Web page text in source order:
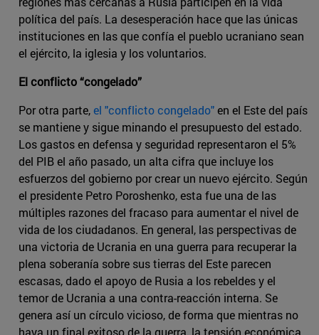
política del país. La desesperación hace que las únicas
instituciones en las que confía el pueblo ucraniano sean
el ejército, la iglesia y los voluntarios.
El conflicto “congelado”
Por otra parte,el "conflicto congelado"en el Este del país
se mantiene y sigue minando el presupuesto del estado.
Los gastos en defensa y seguridad representaron el 5%
del PIB el año pasado, un alta cifra que incluye los
esfuerzos del gobierno por crear un nuevo ejército. Según
el presidente Petro Poroshenko, esta fue una de las
múltiples razones del fracaso para aumentar el nivel de
vida de los ciudadanos. En general, las perspectivas de
una victoria de Ucrania en una guerra para recuperar la
plena soberanía sobre sus tierras del Este parecen
escasas, dado el apoyo de Rusia a los rebeldes y el
temor de Ucrania a una contra-reacción interna. Se
genera así un círculo vicioso, de forma que mientras no
haya un final exitoso de la guerra, la tensión económica